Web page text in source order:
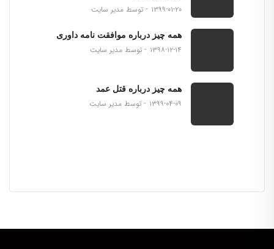
۱۳۹۹-۰۱-۲۰ توسط مدیر سایت
همه چیز درباره موافقت نامه داوری
۱۳۹۸-۱۲-۱۴ توسط مدیر سایت
همه چیز درباره قتل عمد
۱۳۹۹-۰۴-۰۹ توسط مدیر سایت